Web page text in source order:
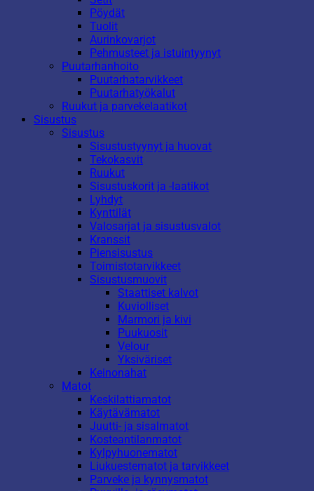
Pöydät
Tuolit
Aurinkovarjot
Pehmusteet ja istuintyynyt
Puutarhanhoito
Puutarhatarvikkeet
Puutarhatyökalut
Ruukut ja parvekelaatikot
Sisustus
Sisustus
Sisustustyynyt ja huovat
Tekokasvit
Ruukut
Sisustuskorit ja -laatikot
Lyhdyt
Kynttilät
Valosarjat ja sisustusvalot
Kranssit
Piensisustus
Toimistotarvikkeet
Sisustusmuovit
Staattiset kalvot
Kuviolliset
Marmori ja kivi
Puukuosit
Velour
Yksiväriset
Keinonahat
Matot
Keskilattiamatot
Käytävämatot
Juutti- ja sisalmatot
Kosteantilanmatot
Kylpyhuonematot
Liukuestematot ja tarvikkeet
Parveke ja kynnysmatot